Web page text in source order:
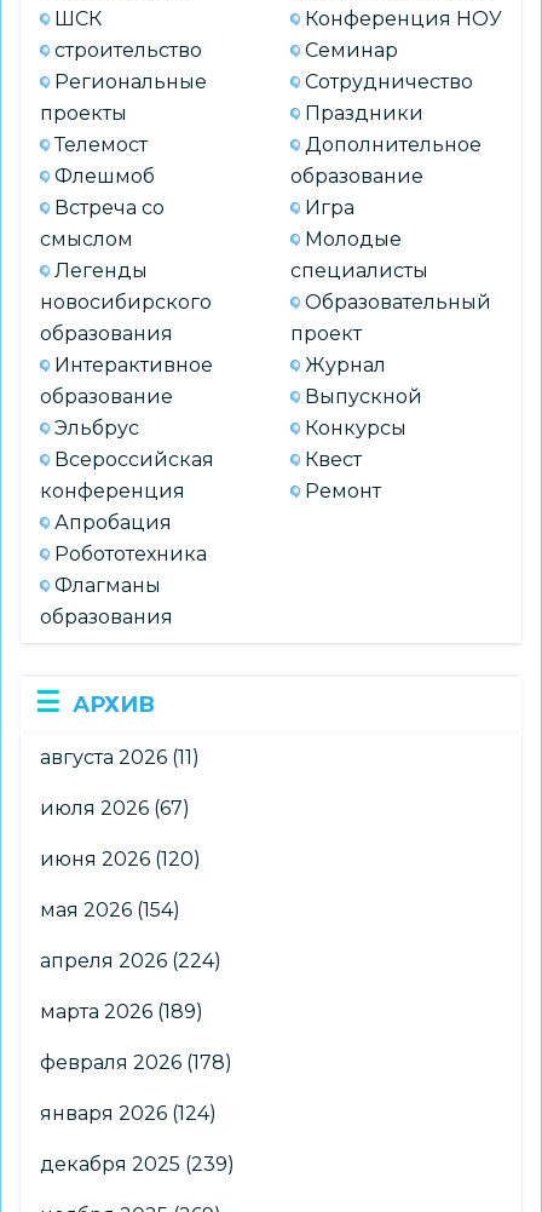
ШСК
строительство
Региональные
проекты
Телемост
Флешмоб
Встреча со
смыслом
Легенды
новосибирского
образования
Интерактивное
образование
Эльбрус
Всероссийская
конференция
Апробация
Робототехника
Флагманы
образования
Конференция НОУ
Семинар
Сотрудничество
Праздники
Дополнительное
образование
Игра
Молодые
специалисты
Образовательный
проект
Журнал
Выпускной
Конкурсы
Квест
Ремонт
АРХИВ
августа 2026 (11)
июля 2026 (67)
июня 2026 (120)
мая 2026 (154)
апреля 2026 (224)
марта 2026 (189)
февраля 2026 (178)
января 2026 (124)
декабря 2025 (239)